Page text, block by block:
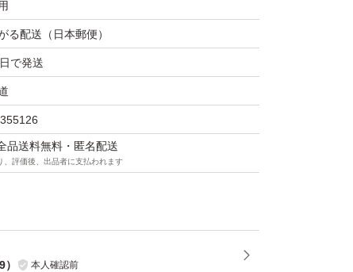
る配送（日本郵便）
で発送
品送料無料・匿名配送
、評価後、出品者に支払われます
9） 本人確認前